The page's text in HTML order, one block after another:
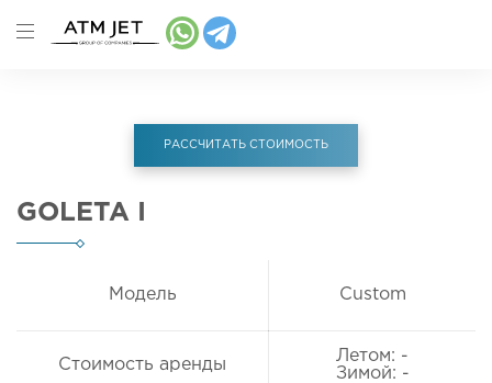
РАССЧИТАТЬ СТОИМОСТЬ
GOLETA I
Модель Custom
Стоимость аренды
Летом: -
Зимой: -